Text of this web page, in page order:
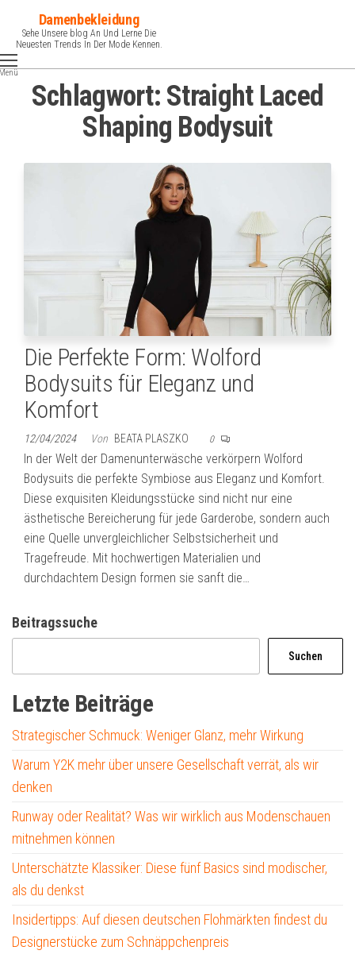
Inhalt
springen
Damenbekleidung
Sehe Unsere blog An Und Lerne Die
Neuesten Trends In Der Mode Kennen.
Schlagwort: Straight Laced
Shaping Bodysuit
Die Perfekte Form: Wolford
Bodysuits für Eleganz und
Komfort
12/04/2024 Von BEATA PLASZKO 0
In der Welt der Damenunterwäsche verkörpern Wolford
Bodysuits die perfekte Symbiose aus Eleganz und Komfort.
Diese exquisiten Kleidungsstücke sind nicht nur eine
ästhetische Bereicherung für jede Garderobe, sondern auch
eine Quelle unvergleichlicher Selbstsicherheit und
Tragefreude. Mit hochwertigen Materialien und
durchdachtem Design formen sie sanft die…
Beitragssuche
Suchen
Letzte Beiträge
Strategischer Schmuck: Weniger Glanz, mehr Wirkung
Warum Y2K mehr über unsere Gesellschaft verrät, als wir
denken
Runway oder Realität? Was wir wirklich aus Modenschauen
mitnehmen können
Unterschätzte Klassiker: Diese fünf Basics sind modischer,
als du denkst
Insidertipps: Auf diesen deutschen Flohmärkten findest du
Designerstücke zum Schnäppchenpreis